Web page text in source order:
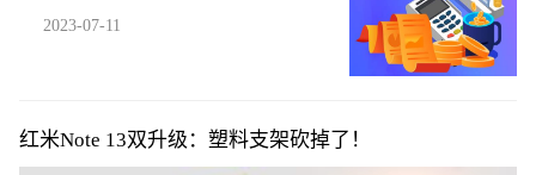
2023-07-11
红米Note 13双升级：塑料支架砍掉了！